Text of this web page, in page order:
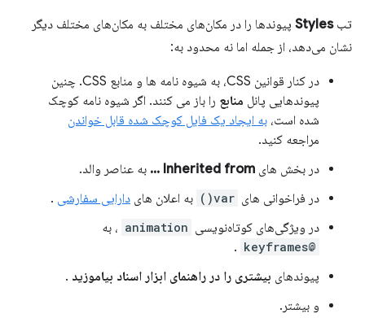
تبStyles پیوندها را در مکان‌های مختلف به مکان‌های مختلف دیگر
نشان می‌دهد، از جمله اما نه محدود به:
در کنار قوانین CSS، به شیوه نامه ها و منابع CSS. چنین
پیوندهایی پانل منابع را باز می کنند. اگر شیوه نامه کوچک
شده است، به ایجاد یک فایل کوچک شده قابل خواندن
مراجعه کنید.
در بخش های Inherited from ...
به عناصر والد.
در فراخوانی های var() به اعلان های دارایی سفارشی .
در ویژگی‌های کوتاه‌نویسی animation ، به
@keyframes
.
پیوندهای بیشتری را در راهنمای ابزار اسناد بیاموزید .
و بیشتر.